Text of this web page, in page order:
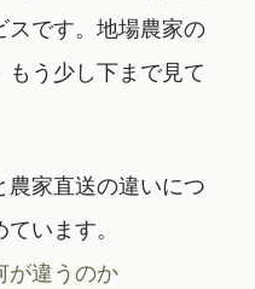
です。地場農家の
う少し下まで見て
家直送の違いにつ
います。
が違うのか